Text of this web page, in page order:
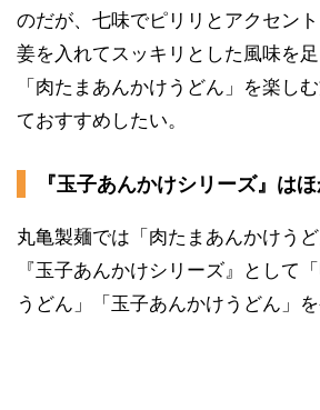
のだが、七味でピリリとアクセン
姜を入れてスッキリとした風味を足
「肉たまあんかけうどん」を楽し
ておすすめしたい。
『玉子あんかけシリーズ』は
丸亀製麺では「肉たまあんかけうど
『玉子あんかけシリーズ』として
うどん」「玉子あんかけうどん」を